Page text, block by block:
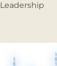
Leadership